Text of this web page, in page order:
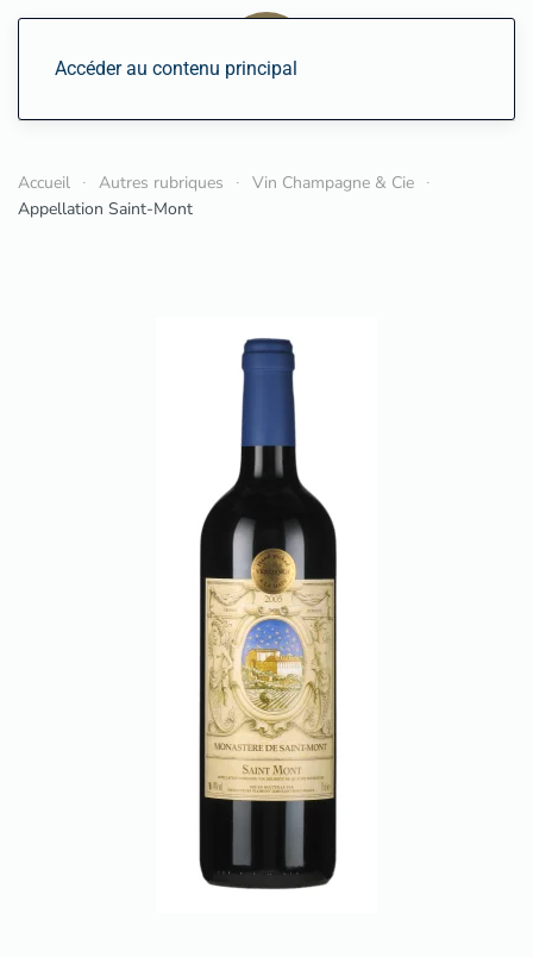
Accéder au contenu principal
Accueil Autres rubriques
Vin Champagne & Cie
Appellation Saint-Mont